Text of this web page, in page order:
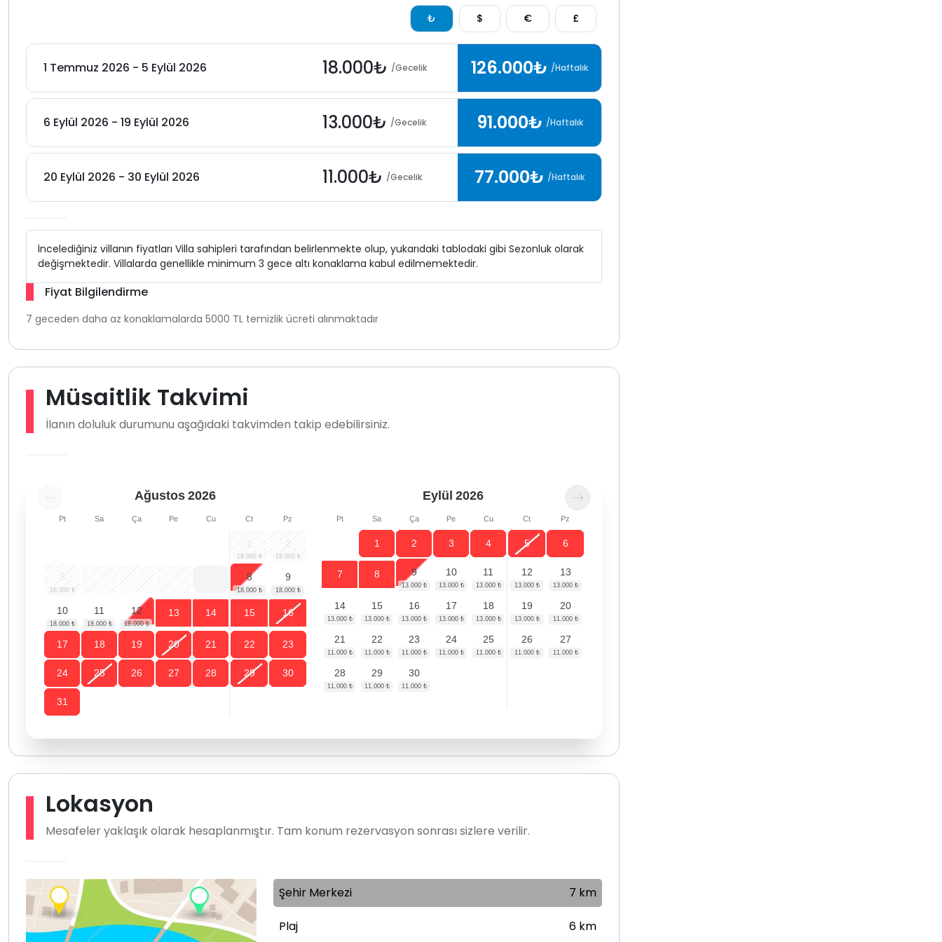
₺ $ € £
1 Temmuz 2026 - 5 Eylül 2026 18.000₺ /Gecelik 126.000₺ /Haftalık
6 Eylül 2026 - 19 Eylül 2026 13.000₺ /Gecelik 91.000₺ /Haftalık
20 Eylül 2026 - 30 Eylül 2026 11.000₺ /Gecelik 77.000₺ /Haftalık
İncelediğiniz villanın fiyatları Villa sahipleri tarafından belirlenmekte olup, yukarıdaki tablodaki gibi Sezonluk olarak
değişmektedir. Villalarda genellikle minimum 3 gece altı konaklama kabul edilmemektedir.
Fiyat Bilgilendirme
7 geceden daha az konaklamalarda 5000 TL temizlik ücreti alınmaktadır
Müsaitlik Takvimi
İlanın doluluk durumunu aşağıdaki takvimden takip edebilirsiniz.
Ağustos 2026
Pt Sa Ça Pe Cu Ct Pz
1 2
3 8 9
10 11 12 13 14 15 16
17 18 19 20 21 22 23
24 25 26 27 28 29 30
31
Eylül 2026
Pt Sa Ça Pe Cu Ct Pz
1 2 3 4 5 6
7 8 9 10 11 12 13
14 15 16 17 18 19 20
21 22 23 24 25 26 27
28 29 30
Lokasyon
Mesafeler yaklaşık olarak hesaplanmıştır. Tam konum rezervasyon sonrası sizlere verilir.
Şehir Merkezi 7 km
Plaj 6 km